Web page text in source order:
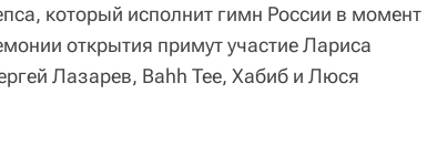
который исполнит гимн России в момент
открытия примут участие Лариса
Лазарев, Bahh Tee, Хабиб и Люся